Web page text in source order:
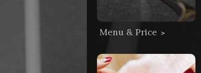
Menu & Price ＞